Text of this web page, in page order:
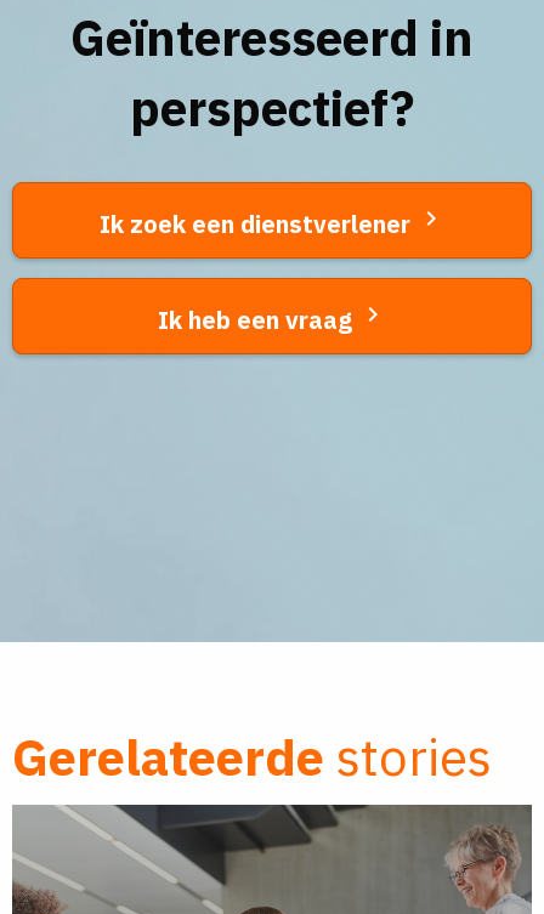
Geïnteresseerd in
perspectief?
Ik zoek een dienstverlener 
Ik heb een vraag 
Gerelateerde stories